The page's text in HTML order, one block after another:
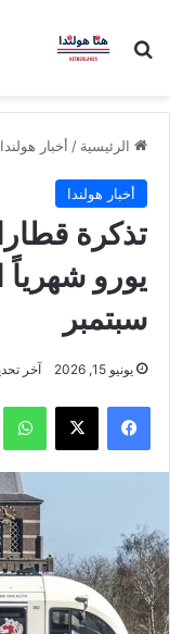
بحث عن
الرئيسية / أخبار هولندا
أخبار هولندا
يورو شهرياً
سبتمبر
يونيو 15, 2026 آخر تحديث:
فيسبوك ‫X